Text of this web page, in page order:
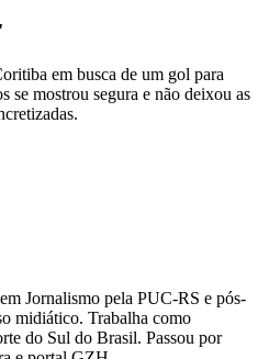
em busca de um gol para
se mostrou segura e não deixou as
Jornalismo pela PUC-RS e pós-
midiático. Trabalha como
do Sul do Brasil. Passou por